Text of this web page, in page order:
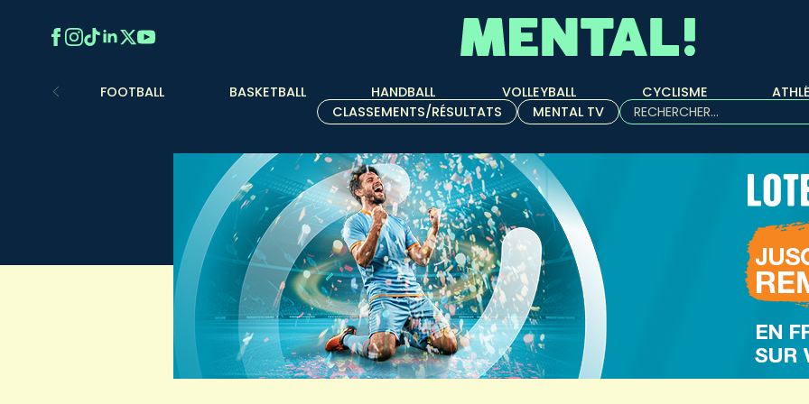
FOOTBALL BASKETBALL HANDBALL VOLLEYBALL CYCLISME
CLASSEMENTS/RÉSULTATS
MENTAL TV
Rechercher :